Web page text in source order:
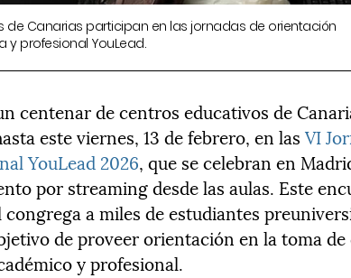
de Canarias participan en las jornadas de orientación
y profesional YouLead.
centenar de centros educativos de
este viernes, 13 de febrero, en lasVI
YouLead 2026, que se celebran en
por streaming desde las aulas. Este
a miles de estudiantes
de proveer orientación en la toma de
y profesional.